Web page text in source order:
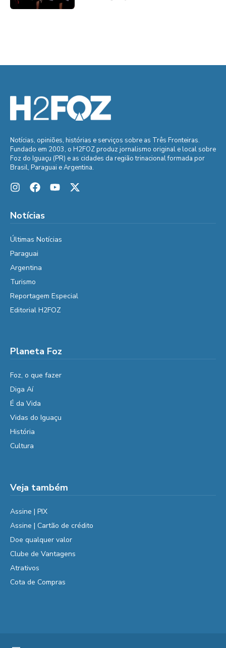
Notícias, opiniões, histórias e serviços sobre as Três Fronteiras.
Fundado em 2003, o H2FOZ produz jornalismo original e local sobre
Foz do Iguaçu (PR) e as cidades da região trinacional formada por
Brasil, Paraguai e Argentina.
Notícias
Últimas Notícias
Paraguai
Argentina
Turismo
Reportagem Especial
Editorial H2FOZ
Planeta Foz
Foz, o que fazer
Diga Aí
É da Vida
Vidas do Iguaçu
História
Cultura
Veja também
Assine | PIX
Assine | Cartão de crédito
Doe qualquer valor
Clube de Vantagens
Atrativos
Cota de Compras